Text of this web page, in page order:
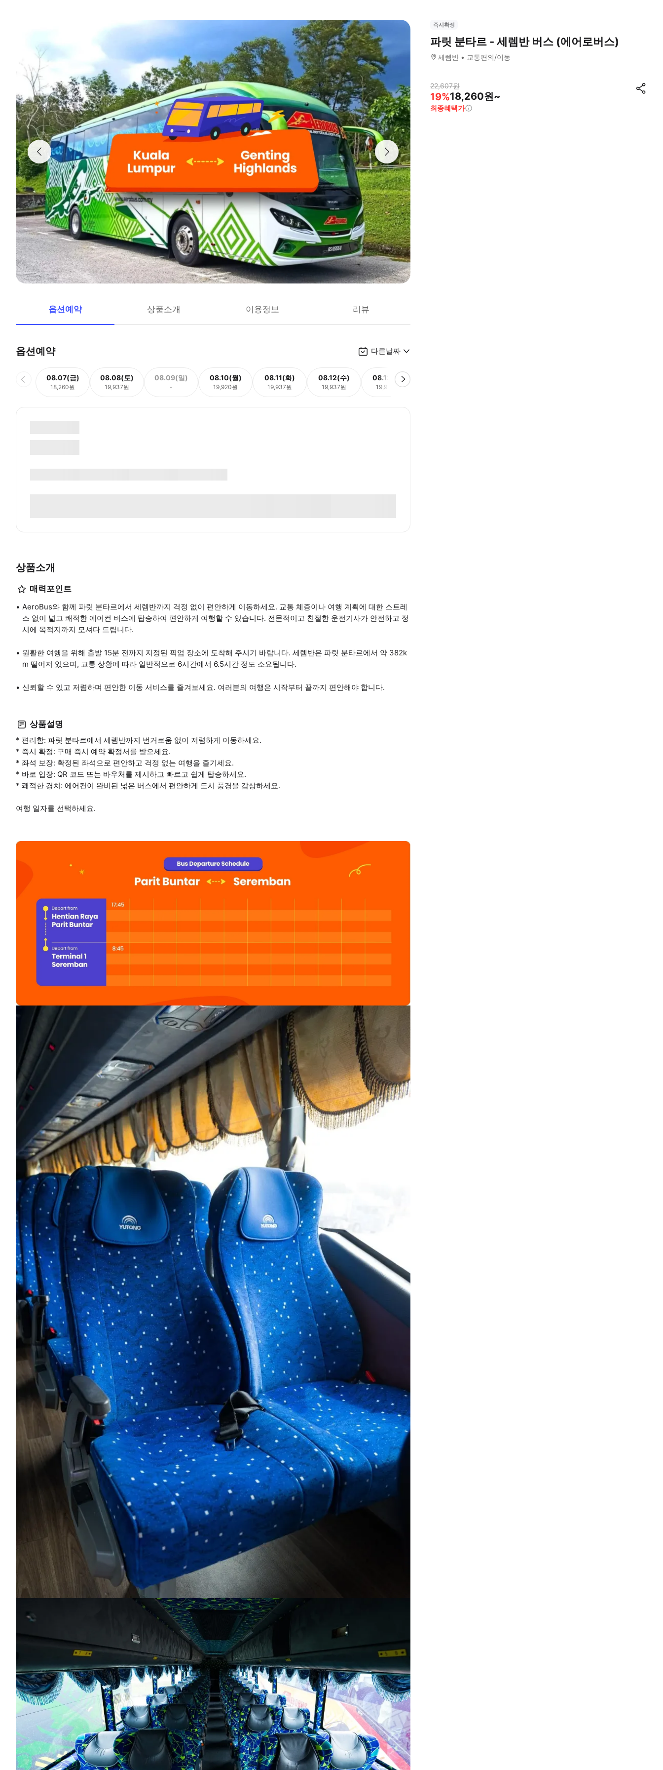
옵션예약 상품소개 이용정보 리뷰
옵션예약 다른날짜
08.07(금)
18,260원
08.08(토)
19,937원
08.09(일)
-
08.10(월)
19,920원
08.11(화)
19,937원
08.12(수)
19,937원
08.13(목)
19,937원
상품소개
매력포인트
AeroBus와 함께 파릿 분타르에서 세렘반까지 걱정 없이 편안하게 이동하세요. 교통 체증이나 여행 계획에 대한 스트레
스 없이 넓고 쾌적한 에어컨 버스에 탑승하여 편안하게 여행할 수 있습니다. 전문적이고 친절한 운전기사가 안전하고 정
시에 목적지까지 모셔다 드립니다.
원활한 여행을 위해 출발 15분 전까지 지정된 픽업 장소에 도착해 주시기 바랍니다. 세렘반은 파릿 분타르에서 약 382k
m 떨어져 있으며, 교통 상황에 따라 일반적으로 6시간에서 6.5시간 정도 소요됩니다.
신뢰할 수 있고 저렴하며 편안한 이동 서비스를 즐겨보세요. 여러분의 여행은 시작부터 끝까지 편안해야 합니다.
상품설명
* 편리함: 파릿 분타르에서 세렘반까지 번거로움 없이 저렴하게 이동하세요.
* 즉시 확정: 구매 즉시 예약 확정서를 받으세요.
* 좌석 보장: 확정된 좌석으로 편안하고 걱정 없는 여행을 즐기세요.
* 바로 입장: QR 코드 또는 바우처를 제시하고 빠르고 쉽게 탑승하세요.
* 쾌적한 경치: 에어컨이 완비된 넓은 버스에서 편안하게 도시 풍경을 감상하세요.
여행 일자를 선택하세요.
즉시확정
파릿 분타르 - 세렘반 버스 (에어로버스)
세렘반 교통편의/이동
22,607원
19%18,260원~
최종혜택가